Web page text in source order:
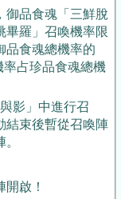
御品食魂「三鮮脫
畢羅」召喚機率限
品食魂總機率的
率占珍品食魂總機
影」中進行召
結束後暫從召喚陣
啟！